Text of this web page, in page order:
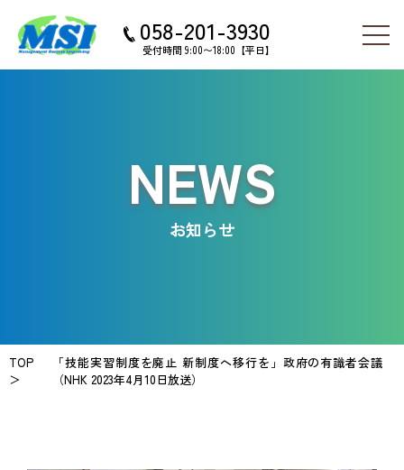
058-201-3930
受付時間 9:00〜18:00【平日】
NEWS
お知らせ
TOP
＞
「技能実習制度を廃止 新制度へ移行を」政府の有識者会議
（NHK 2023年4月10日放送）